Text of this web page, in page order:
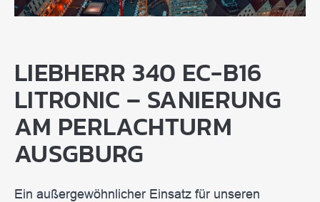
LIEBHERR 340 EC-B16
LITRONIC – SANIERUNG
AM PERLACHTURM
AUSGBURG
Ein außergewöhnlicher Einsatz für unseren